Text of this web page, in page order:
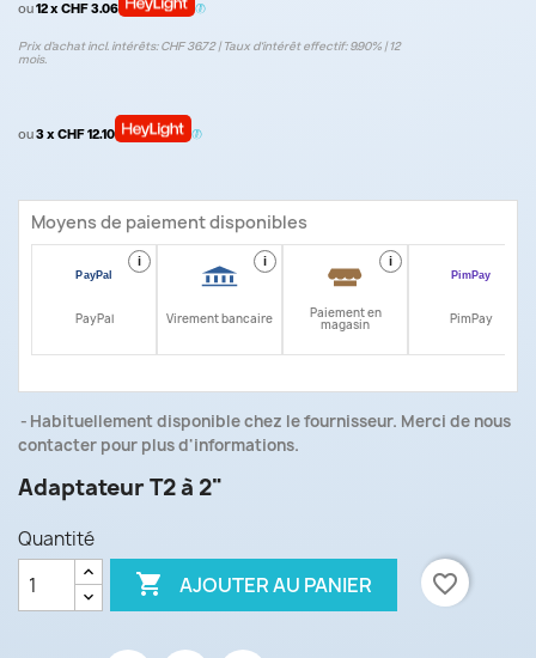
ou12 x CHF 3.06
Prix d’achat incl. intérêts: CHF 36.72 | Taux d‘intérêt effectif: 9.90% | 12
mois.
ou3 x CHF 12.10
Moyens de paiement disponibles
i
PayPal
i
Virement bancaire
i
Paiement en
magasin PimPay
Habituellement disponible chez le fournisseur. Merci de nous
contacter pour plus d'informations.
Adaptateur T2 à 2"
Quantité
 AJOUTER AU PANIER favorite_border